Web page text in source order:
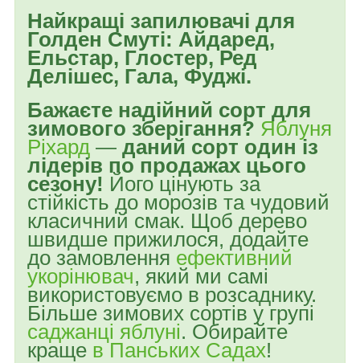
Найкращі запилювачі для
Голден Смуті: Айдаред,
Ельстар, Глостер, Ред
Делішес, Гала, Фуджі.
Бажаєте надійний сорт для
зимового зберігання? Яблуня
Ріхард — даний сорт один із
лідерів по продажах цього
сезону! Його цінують за
стійкість до морозів та чудовий
класичний смак. Щоб дерево
швидше прижилося, додайте
до замовлення ефективний
укорінювач, який ми самі
використовуємо в розсаднику.
Більше зимових сортів у групі
саджанці яблуні. Обирайте
краще в Панських Садах!